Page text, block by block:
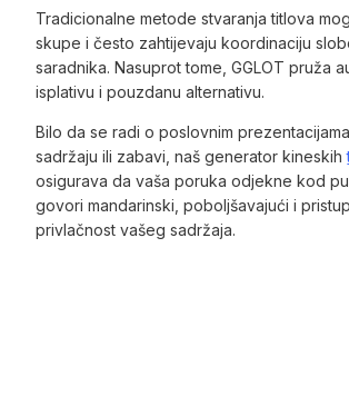
Tradicionalne metode stvaranja titlova
skupe i često zahtijevaju koordinaciju
saradnika. Nasuprot tome, GGLOT pruža
isplativu i pouzdanu alternativu.
Bilo da se radi o poslovnim
sadržaju ili zabavi, naš generator kineskih
osigurava da vaša poruka odjekne kod
govori mandarinski, poboljšavajući i
privlačnost vašeg sadržaja.